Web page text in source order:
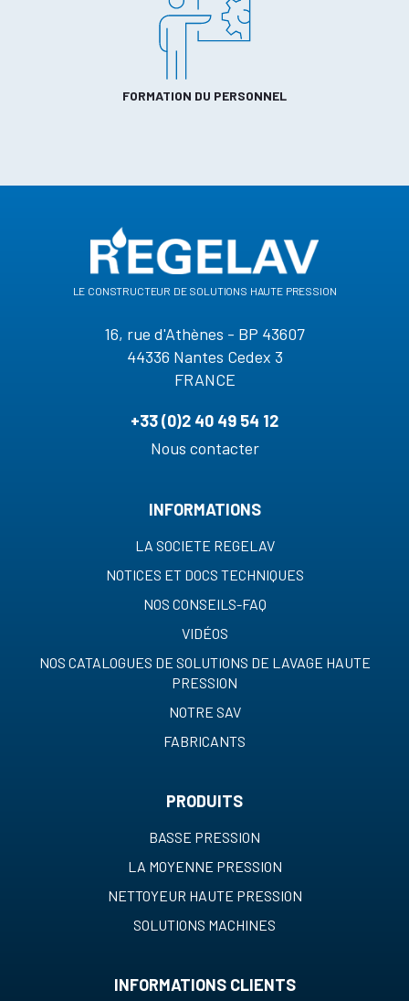
FORMATION DU PERSONNEL
le constructeur de solutions haute pression
16, rue d'Athènes - BP 43607
44336 Nantes Cedex 3
FRANCE
+33 (0)2 40 49 54 12
Nous contacter
INFORMATIONS
LA SOCIETE REGELAV
NOTICES ET DOCS TECHNIQUES
NOS CONSEILS-FAQ
VIDÉOS
NOS CATALOGUES DE SOLUTIONS DE LAVAGE HAUTE
PRESSION
NOTRE SAV
FABRICANTS
PRODUITS
BASSE PRESSION
LA MOYENNE PRESSION
NETTOYEUR HAUTE PRESSION
SOLUTIONS MACHINES
INFORMATIONS CLIENTS